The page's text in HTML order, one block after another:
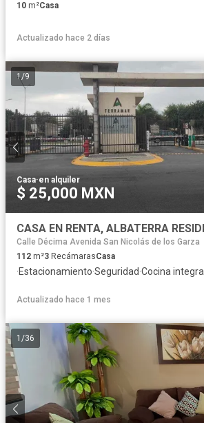
10 m²Casa
Actualizado hace 2 días
1/9
Casa·en alquiler
$ 25,000 MXN
Calle Décima Avenida San Nicolás de los Garza
112 m²3 RecámarasCasa
·Estacionamiento·Seguridad·Cocina integral
Actualizado hace 1 mes
1 /36